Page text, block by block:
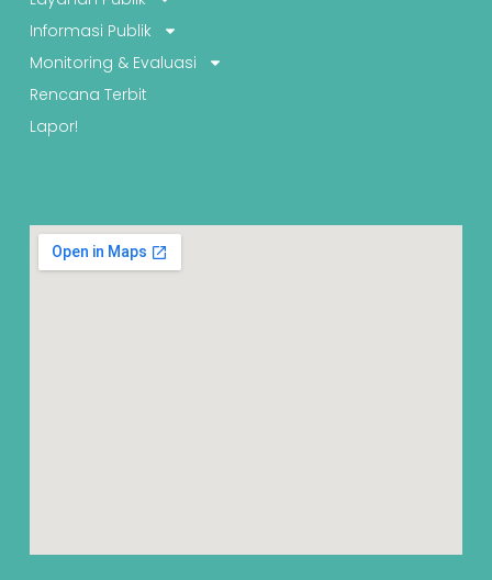
Informasi Publik
Monitoring & Evaluasi
Rencana Terbit
Lapor!